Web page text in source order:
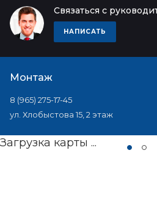
Связаться с
НАПИСАТЬ
Монтаж
8 (965) 275-17-45
ул. Хлобыстова 15, 2 этаж
Загрузка карты ...